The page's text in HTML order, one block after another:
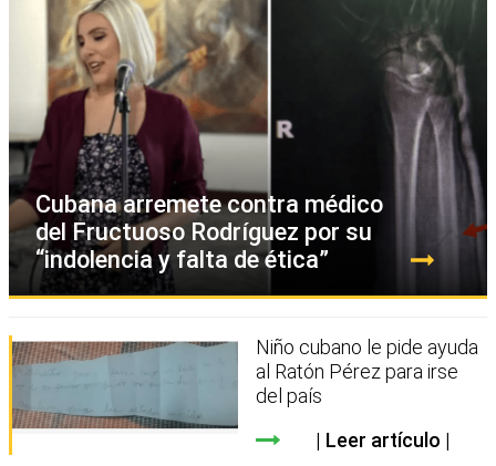
Cubana arremete contra médico
del Fructuoso Rodríguez por su
“indolencia y falta de ética”
Niño cubano le pide ayuda
al Ratón Pérez para irse
del país
Leer artículo